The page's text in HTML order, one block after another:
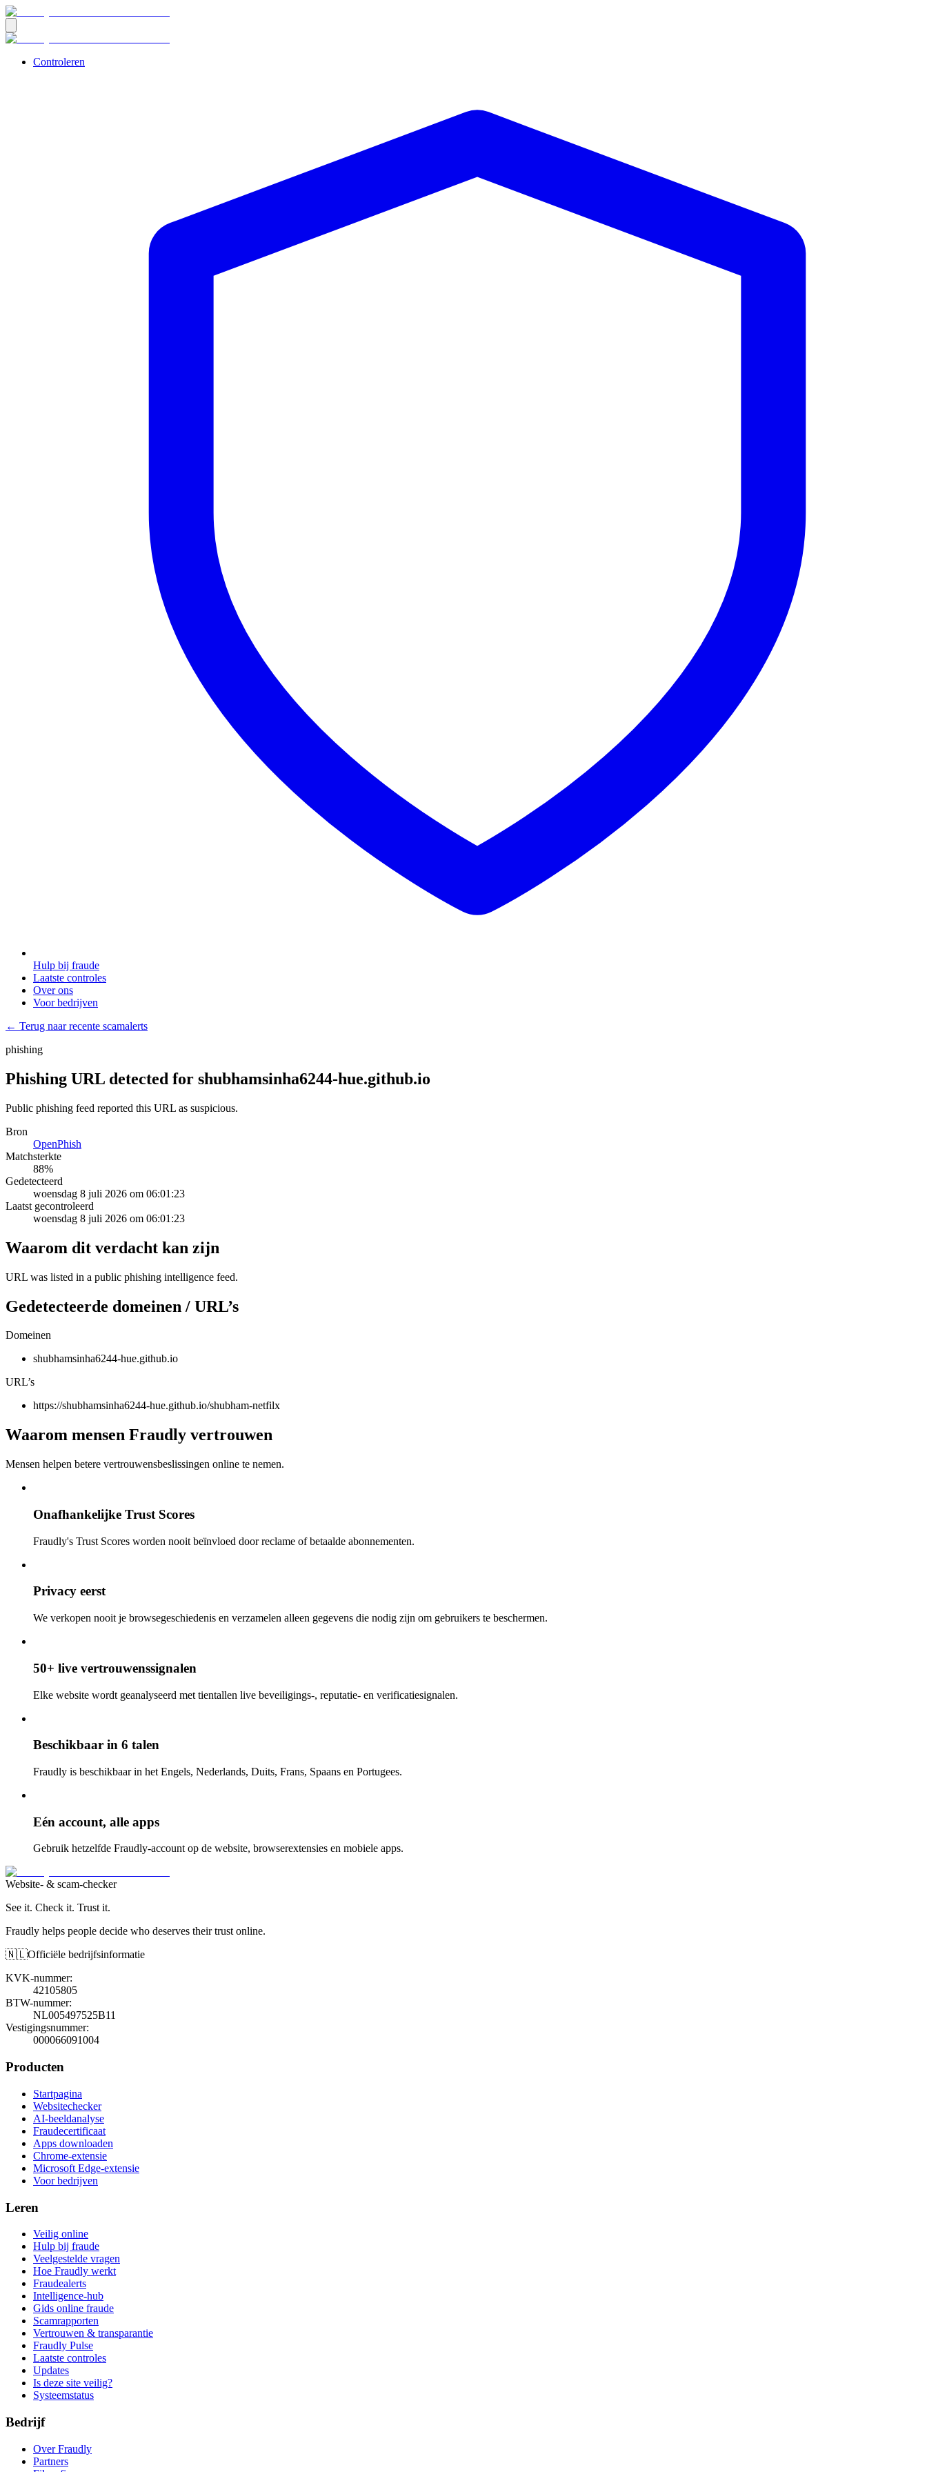
Controleren
Hulp bij fraude
Laatste controles
Over ons
Voor bedrijven
← Terug naar recente scamalerts
phishing
Phishing URL detected for shubhamsinha6244-hue.github.io
Public phishing feed reported this URL as suspicious.
Bron
OpenPhish
Matchsterkte
88%
Gedetecteerd
woensdag 8 juli 2026 om 06:01:23
Laatst gecontroleerd
woensdag 8 juli 2026 om 06:01:23
Waarom dit verdacht kan zijn
URL was listed in a public phishing intelligence feed.
Gedetecteerde domeinen / URL’s
Domeinen
shubhamsinha6244-hue.github.io
URL’s
https://shubhamsinha6244-hue.github.io/shubham-netfilx
Waarom mensen Fraudly vertrouwen
Mensen helpen betere vertrouwensbeslissingen online te nemen.
Onafhankelijke Trust Scores
Fraudly's Trust Scores worden nooit beïnvloed door reclame of betaalde abonnementen.
Privacy eerst
We verkopen nooit je browsegeschiedenis en verzamelen alleen gegevens die nodig zijn om gebruikers te beschermen.
50+ live vertrouwenssignalen
Elke website wordt geanalyseerd met tientallen live beveiligings-, reputatie- en verificatiesignalen.
Beschikbaar in 6 talen
Fraudly is beschikbaar in het Engels, Nederlands, Duits, Frans, Spaans en Portugees.
Eén account, alle apps
Gebruik hetzelfde Fraudly-account op de website, browserextensies en mobiele apps.
Website- & scam-checker
See it. Check it. Trust it.
Fraudly helps people decide who deserves their trust online.
🇳🇱Officiële bedrijfsinformatie
KVK-nummer:
42105805
BTW-nummer:
NL005497525B11
Vestigingsnummer:
000066091004
Producten
Startpagina
Websitechecker
AI-beeldanalyse
Fraudecertificaat
Apps downloaden
Chrome-extensie
Microsoft Edge-extensie
Voor bedrijven
Leren
Veilig online
Hulp bij fraude
Veelgestelde vragen
Hoe Fraudly werkt
Fraudealerts
Intelligence-hub
Gids online fraude
Scamrapporten
Vertrouwen & transparantie
Fraudly Pulse
Laatste controles
Updates
Is deze site veilig?
Systeemstatus
Bedrijf
Over Fraudly
Partners